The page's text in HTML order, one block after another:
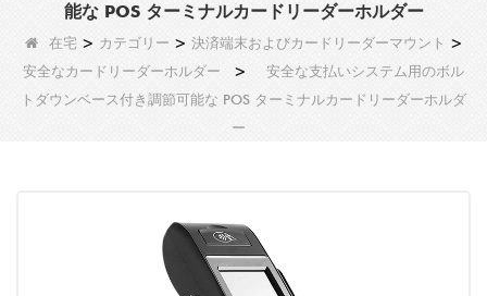
能な POS ターミナルカードリーダーホルダー
在宅 > カテゴリー > 決済端末およびカードリーダーマウント >
安全なカードリーダーホルダー >
安全な支払いシステム用のボル
トダウンベース付き調節可能な POS ターミナルカードリーダーホルダ
ー